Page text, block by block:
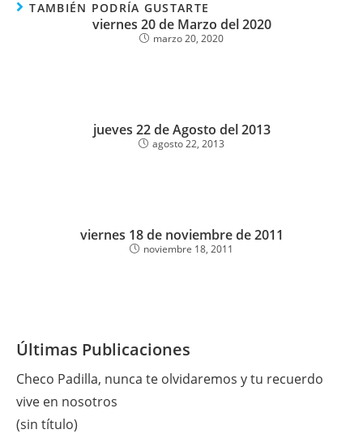
TAMBIÉN PODRÍA GUSTARTE
viernes 20 de Marzo del 2020
marzo 20, 2020
jueves 22 de Agosto del 2013
agosto 22, 2013
viernes 18 de noviembre de 2011
noviembre 18, 2011
Últimas Publicaciones
Checo Padilla, nunca te olvidaremos y tu recuerdo
vive en nosotros
(sin título)